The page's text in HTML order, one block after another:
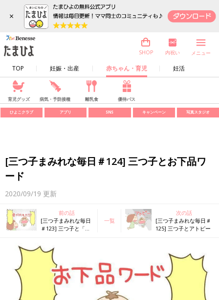
×
TOP 妊娠・出産 赤ちゃん・育児 妊活
SHOP 内祝い メニュー
育児グッズ 病気・予防接種 離乳食 優待パス
ひよこクラブ アプリ SNS キャンペーン 写真スタジオ
[三つ子まみれな毎日＃124] 三つ子とお下品ワ
ード
2020/09/19 更新
前の話
[三つ子まみれな毎日
＃123] 三つ子と「骨
一覧
次の話
[三つ子まみれな毎日＃
125] 三つ子とアトピー